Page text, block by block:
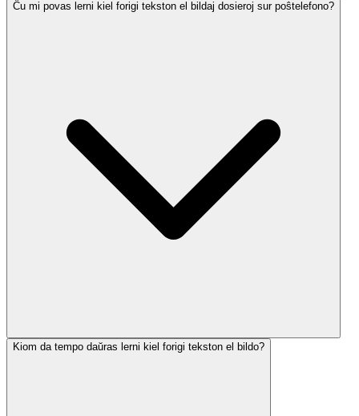
Ĉu mi povas lerni kiel forigi tekston el bildaj dosieroj sur poŝtelefono?
Kiom da tempo daŭras lerni kiel forigi tekston el bildo?